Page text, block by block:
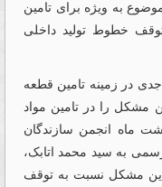
به ویژه برای تامین
خطوط تولید داخلی
در زمینه تامین قطعه
مشکل را در تامین مواد
ماه انجمن سازندگان
به سید محمد اتابک،
مشکل نسبت به توقف